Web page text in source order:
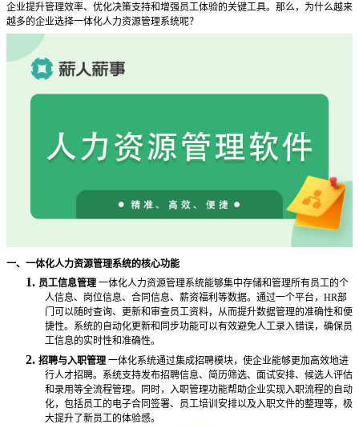
企业提升管理效率、优化决策支持和增强员工体验的关键工具。那么，为什么越来
越多的企业选择一体化人力资源管理系统呢？
一、一体化人力资源管理系统的核心功能
1. 员工信息管理 一体化人力资源管理系统能够集中存储和管理所有员工的个
人信息、岗位信息、合同信息、薪资福利等数据。通过一个平台， HR部
门可以随时查询、更新和审查员工资料，从而提升数据管理的准确性和便
捷性。系统的自动化更新和同步功能可以有效避免人工录入错误，确保员
工信息的实时性和准确性。
2. 招聘与入职管理 一体化系统通过集成招聘模块，使企业能够更加高效地进
行人才招聘。系统支持发布招聘信息、简历筛选、面试安排、候选人评估
和录用等全流程管理。同时，入职管理功能帮助企业实现入职流程的自动
化，包括员工的电子合同签署、员工培训安排以及入职文件的整理等，极
大提升了新员工的体验感。